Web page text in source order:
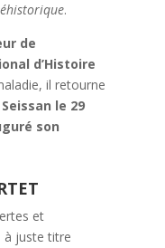
.
de
d’Histoire
il retourne
le 29
son
et
à juste titre